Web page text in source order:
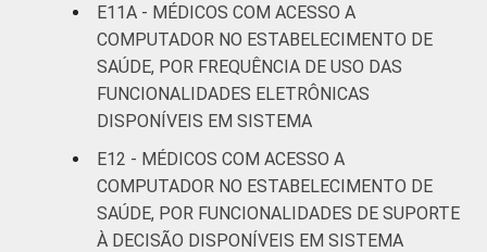
E11A - MÉDICOS COM ACESSO A
COMPUTADOR NO ESTABELECIMENTO DE
SAÚDE, POR FREQUÊNCIA DE USO DAS
FUNCIONALIDADES ELETRÔNICAS
DISPONÍVEIS EM SISTEMA
E12 - MÉDICOS COM ACESSO A
COMPUTADOR NO ESTABELECIMENTO DE
SAÚDE, POR FUNCIONALIDADES DE SUPORTE
À DECISÃO DISPONÍVEIS EM SISTEMA